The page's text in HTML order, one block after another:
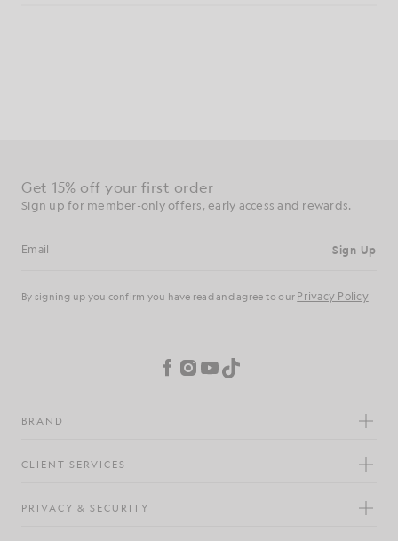
Get 15% off your first order
Sign up for member-only offers, early access and rewards.
Email address Sign Up
By signing up you confirm you have read and agree to our Privacy Policy
Facebook
Instagram
YouTube
TikTok
BRAND
CLIENT SERVICES
PRIVACY & SECURITY